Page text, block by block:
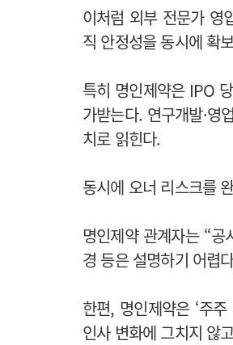
이처럼 외부 전문가 영
직 안정성을 동시에 확
특히 명인제약은 IPO
가받는다. 연구개발·영
치로 읽힌다.
동시에 오너 리스크를
명인제약 관계자는 “
경 등은 설명하기 어렵
한편, 명인제약은 ‘주
인사 변화에 그치지 않